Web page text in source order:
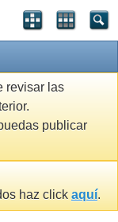
revisar las
publicar
haz click aquí.